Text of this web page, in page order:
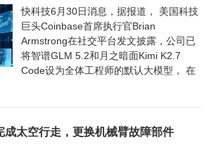
快科技6月30日消息，据报道， 美国科技
巨头Coinbase首席执行官Brian
Armstrong在社交平台发文披露，公司已
将智谱GLM 5.2和月之暗面Kimi K2.7
Code设为全体工程师的默认大模型， 在
成太空行走，更换机械臂故障部件